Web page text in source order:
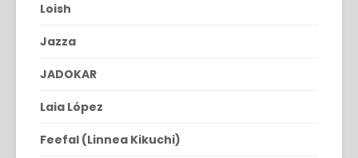
Loish
Jazza
JADOKAR
Laia López
Feefal (Linnea Kikuchi)